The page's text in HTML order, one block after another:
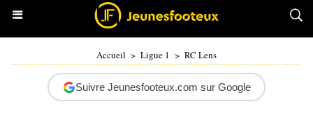
Accueil > Ligue 1 > RC Lens
Suivre Jeunesfooteux.com sur Google